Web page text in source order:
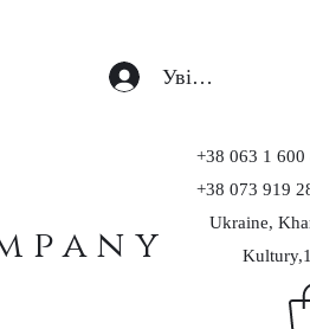
Увійти
+38 063 1 600
+38 073 919
Ukraine,